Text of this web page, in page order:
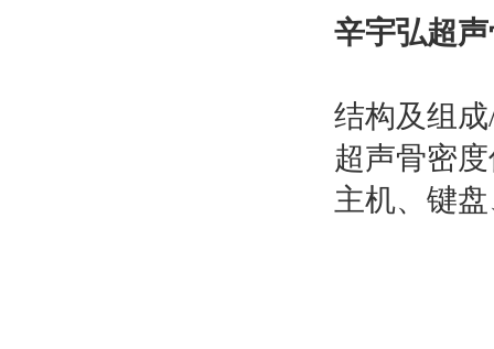
辛宇弘超
结构及组
超声骨密
主机、键